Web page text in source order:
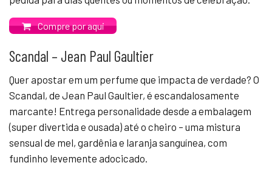
Compre por aqui
Scandal – Jean Paul Gaultier
Quer apostar em um perfume que impacta de verdade? O
Scandal, de Jean Paul Gaultier, é escandalosamente
marcante! Entrega personalidade desde a embalagem
(super divertida e ousada) até o cheiro – uma mistura
sensual de mel, gardênia e laranja sanguínea, com
fundinho levemente adocicado.